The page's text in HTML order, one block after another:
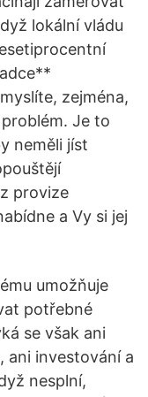
lokální vládu
zejména,
Je to
neměli jíst
provize
a Vy si jej
umožňuje
potřebné
se však ani
ani investování a
nesplní,